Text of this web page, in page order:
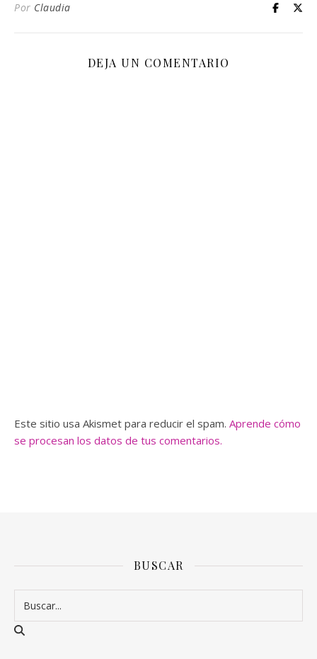
Por Claudia
DEJA UN COMENTARIO
Este sitio usa Akismet para reducir el spam. Aprende cómo
se procesan los datos de tus comentarios.
BUSCAR